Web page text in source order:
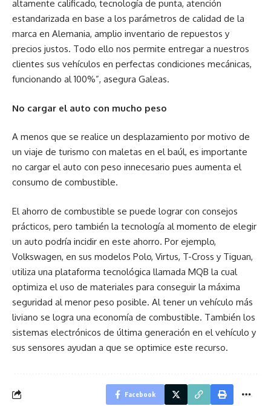
altamente calificado, tecnología de punta, atención
estandarizada en base a los parámetros de calidad de la
marca en Alemania, amplio inventario de repuestos y
precios justos. Todo ello nos permite entregar a nuestros
clientes sus vehículos en perfectas condiciones mecánicas,
funcionando al 100%”, asegura Galeas.
No cargar el auto con mucho peso
A menos que se realice un desplazamiento por motivo de
un viaje de turismo con maletas en el baúl, es importante
no cargar el auto con peso innecesario pues aumenta el
consumo de combustible.
El ahorro de combustible se puede lograr con consejos
prácticos, pero también la tecnología al momento de elegir
un auto podría incidir en este ahorro. Por ejemplo,
Volkswagen, en sus modelos Polo, Virtus, T-Cross y Tiguan,
utiliza una plataforma tecnológica llamada MQB la cual
optimiza el uso de materiales para conseguir la máxima
seguridad al menor peso posible. Al tener un vehículo más
liviano se logra una economía de combustible. También los
sistemas electrónicos de última generación en el vehículo y
sus sensores ayudan a que se optimice este recurso.
Facebook